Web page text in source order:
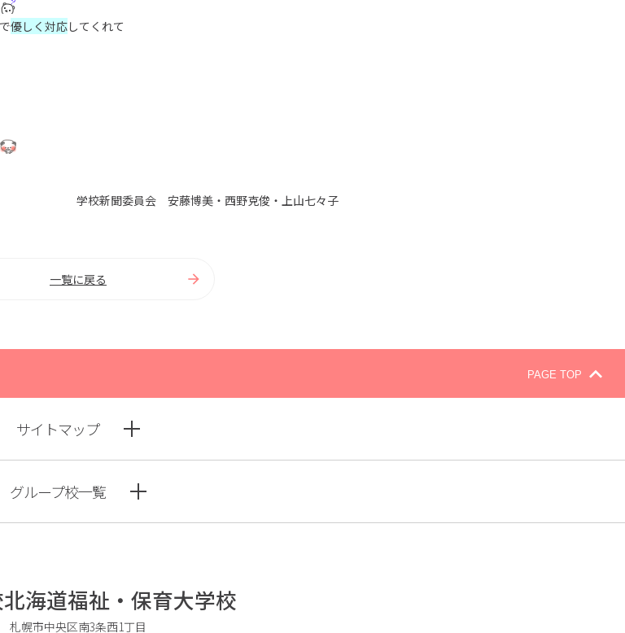
で優しく対応してくれて
学校新聞委員会 安藤博美・西野克俊・上山七々子
一覧に戻る
PAGE TOP
サイトマップ
グループ校一覧
海道福祉・保育大学校
札幌市中央区南3条西1丁目